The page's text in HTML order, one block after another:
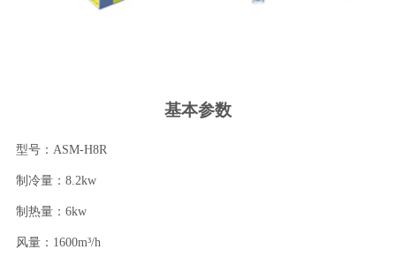
基本参数
型号：ASM-H8R
制冷量：8.2kw
制热量：6kw
风量：1600m³/h